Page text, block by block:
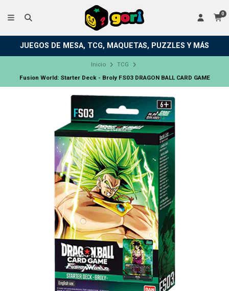
0
JUEGOS DE MESA, TCG, MAQUETAS, PUZZLES Y MÁS
Inicio
TCG
Fusion World: Starter Deck - Broly FS03 DRAGON BALL CARD GAME